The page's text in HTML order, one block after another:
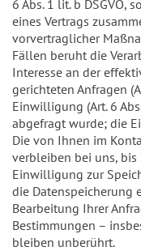
6 Abs. 1 lit. b DSGVO,
eines Vertrags
vorvertraglicher
Fällen beruht die
Interesse an der
gerichteten Anfragen
Einwilligung (Art. 6
abgefragt wurde; die
Die von Ihnen im
verbleiben bei uns,
Einwilligung zur
die Datenspeicherung
Bearbeitung Ihrer
Bestimmungen –
bleiben unberührt.